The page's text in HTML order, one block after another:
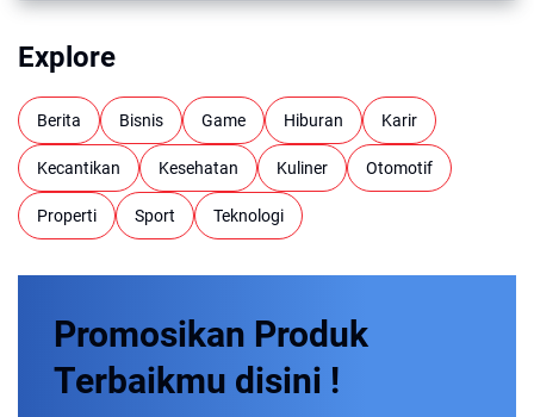
Explore
Berita Bisnis Game Hiburan Karir
Kecantikan Kesehatan Kuliner Otomotif
Properti Sport Teknologi
Promosikan Produk
Terbaikmu disini !